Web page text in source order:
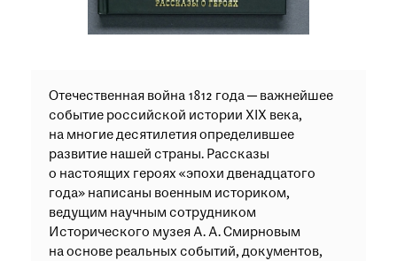
Отечественная война 1812 года — важнейшее
событие российской истории XIX века,
на многие десятилетия определившее
развитие нашей страны. Рассказы
о настоящих героях «эпохи двенадцатого
года» написаны военным историком,
ведущим научным сотрудником
Исторического музея А. А. Смирновым
на основе реальных событий, документов,